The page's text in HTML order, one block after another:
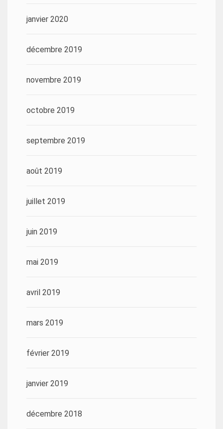
janvier 2020
décembre 2019
novembre 2019
octobre 2019
septembre 2019
août 2019
juillet 2019
juin 2019
mai 2019
avril 2019
mars 2019
février 2019
janvier 2019
décembre 2018